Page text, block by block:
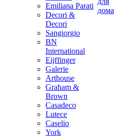
Emiliana Parati
Decori &
Decori
Sangiorgio
BN
International
Eijffinger
Galerie
Arthouse
Graham &
Brown
Casadeco
Lutece
Caselio
York
дома